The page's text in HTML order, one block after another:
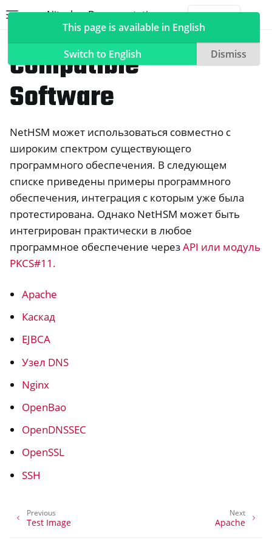
Nitrokey Documentation
navigation of NitroPad, NitroPC
navigation of NitroPhone, NitroTablet
navigation of NextBox
navigation of NetHSM
navigation of Container
Compatible
Software
NetHSM может использоваться совместно с
широким спектром существующего
программного обеспечения. В следующем
списке приведены примеры программного
обеспечения, интеграция с которым уже была
протестирована. Однако NetHSM может быть
интегрирован практически в любое
программное обеспечение черезAPI или модуль
PKCS#11.
Apache
Каскад
EJBCA
Узел DNS
Nginx
OpenBao
OpenDNSSEC
OpenSSL
SSH
This page is available in English
Switch to English
Dismiss
Next
Apache
Previous
Test Image